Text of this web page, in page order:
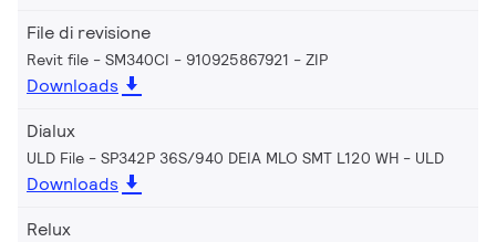
File di revisione
Revit file - SM340CI - 910925867921 ZIP
Downloads
Dialux
ULD File - SP342P 36S/940 DEIA MLO SMT L120 WH ULD
Downloads
Relux